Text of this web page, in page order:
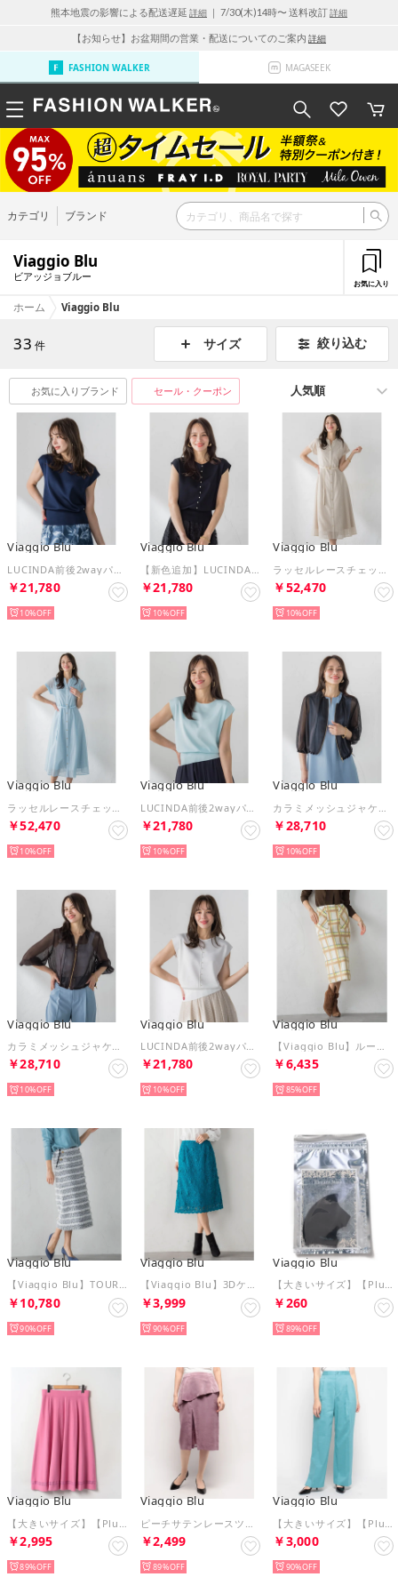
熊本地震の影響による配送遅延 詳細 ｜ 7/30(木)14時〜 送料改訂詳細
【お知らせ】お盆期間の営業・配送についてのご案内 詳細
FASHION WALKER MAGASEEK
カテゴリ ブランド
Viaggio Blu
ビアッジョブルー
お気に入り
ホーム Viaggio Blu
33 件 サイズ 絞り込む
お気に入りブランド セール・クーポン
Viaggio Blu
￥21,780
10%
Viaggio Blu
￥21,780
10%
Viaggio Blu
￥52,470
10%
Viaggio Blu
￥52,470
10%
Viaggio Blu
￥21,780
10%
Viaggio Blu
￥28,710
10%
Viaggio Blu
カラミメッシュジャケット （ブラウン）
￥28,710
10%
Viaggio Blu
LUCINDA前後2wayパールニット （ホワイト）
￥21,780
10%
Viaggio Blu
【Viaggio Blu】ループカットチェックタイトスカート （イエロー系その他）
￥6,435
85%
Viaggio Blu
【Viaggio Blu】TOURNIERファーツィードスカート （ブラック系その他）
￥10,780
90%
Viaggio Blu
【Viaggio Blu】3Dケミカルレーススカート （グリーン）
￥3,999
90%
Viaggio Blu
【大きいサイズ】【Plus】ロゴマスク【返品不可商品】 （ブラック）
￥260
89%
Viaggio Blu
￥2,995
89%
Viaggio Blu
￥2,499
89%
Viaggio Blu
￥3,000
90%